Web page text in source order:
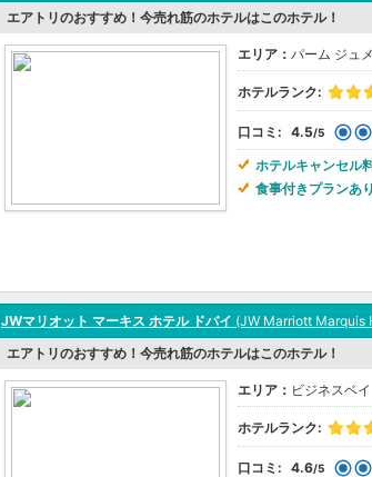
エアトリのおすすめ！今売れ筋のホテルはこのホテル！
エリア： パーム ジュ
ホテルランク:
口コミ: 4.5/5
ホテルキャンセル
食事付きプランあり
JWマリオット マーキス ホテル ドバイ (JW Marriott Marquis
エアトリのおすすめ！今売れ筋のホテルはこのホテル！
エリア： ビジネスベイ
ホテルランク:
口コミ: 4.6/5